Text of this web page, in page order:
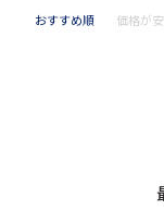
おすすめ順
価格が